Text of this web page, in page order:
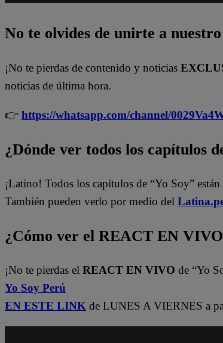
No te olvides de unirte a
¡No te pierdas de contenido y noticias
noticias de última hora.
👉 https://whatsapp.com/channel/
¿Dónde ver todos los capítulos
¡Latino! Todos los capítulos de “Yo Soy”
También pueden verlo por medio del
¿Cómo ver el REACT EN VIVO
¡No te pierdas el REACT EN VIVO de “Yo
Yo Soy Perú
EN ESTE LINK de LUNES A VIERNES a